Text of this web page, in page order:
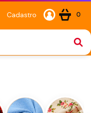
Cadastro 0